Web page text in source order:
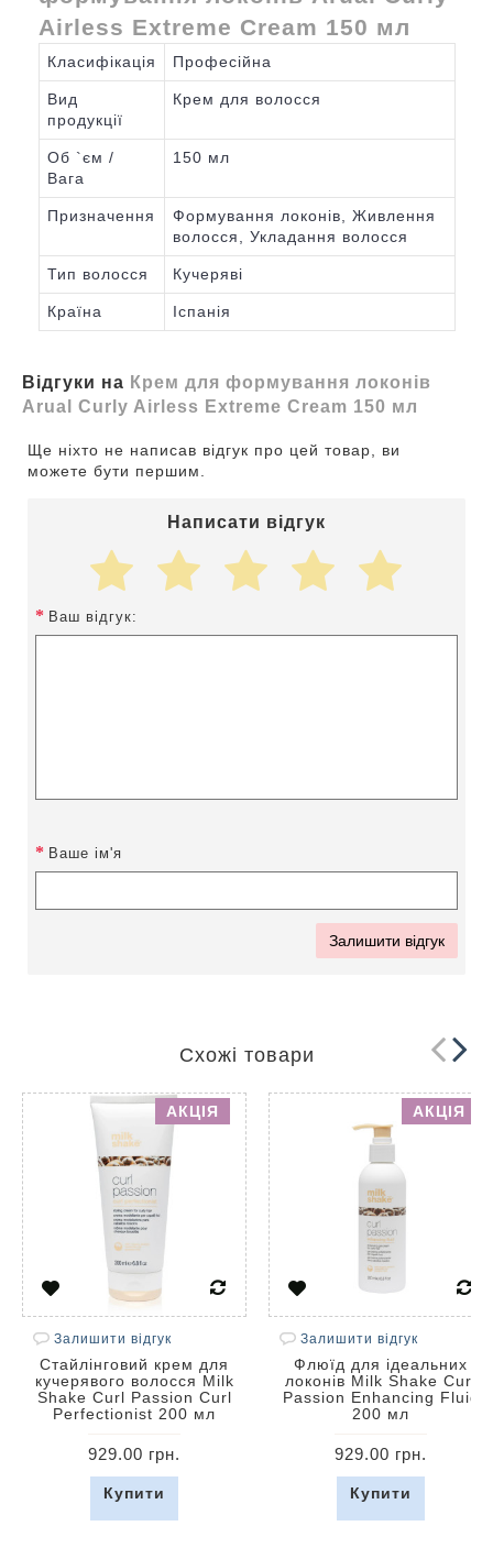
Airless Extreme Cream 150 мл
Класифікація Професійна
Вид
продукції
Крем для волосся
Об `єм /
Вага
150 мл
Призначення
Формування локонів, Живлення
волосся, Укладання волосся
Тип волосся Кучеряві
Країна Іспанія
Відгуки на Крем для формування локонів
Arual Curly Airless Extreme Cream 150 мл
Ще ніхто не написав відгук про цей товар, ви
можете бути першим.
Написати відгук
Ваш відгук:
Ваше ім'я
Залишити відгук
Схожі товари
АКЦІЯ
Залишити відгук
Стайлінговий крем для
кучерявого волосся Milk
Shake Curl Passion Curl
Perfectionist 200 мл
929.00 грн.
Купити
АКЦІЯ
Залишити відгук
Флюїд для ідеальних
локонів Milk Shake Curl
Passion Enhancing Fluid
200 мл
929.00 грн.
Купити